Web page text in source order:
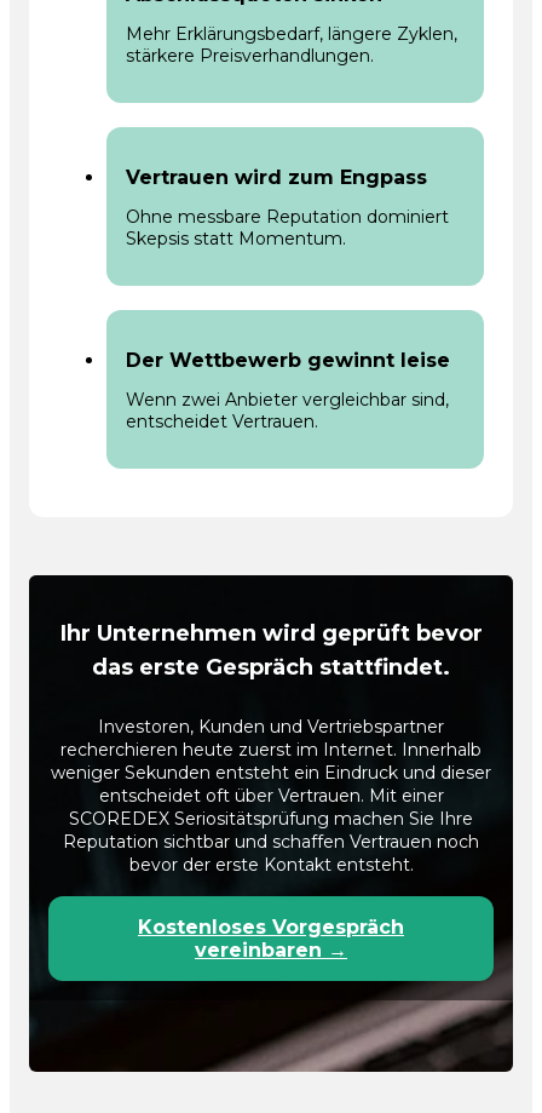
Mehr Erklärungsbedarf, längere Zyklen,
stärkere Preisverhandlungen.
Vertrauen wird zum Engpass
Ohne messbare Reputation dominiert
Skepsis statt Momentum.
Der Wettbewerb gewinnt leise
Wenn zwei Anbieter vergleichbar sind,
entscheidet Vertrauen.
Ihr Unternehmen wird geprüft bevor
das erste Gespräch stattfindet.
Investoren, Kunden und Vertriebspartner
recherchieren heute zuerst im Internet. Innerhalb
weniger Sekunden entsteht ein Eindruck und dieser
entscheidet oft über Vertrauen. Mit einer
SCOREDEX Seriositätsprüfung machen Sie Ihre
Reputation sichtbar und schaffen Vertrauen noch
bevor der erste Kontakt entsteht.
Kostenloses Vorgespräch
vereinbaren →